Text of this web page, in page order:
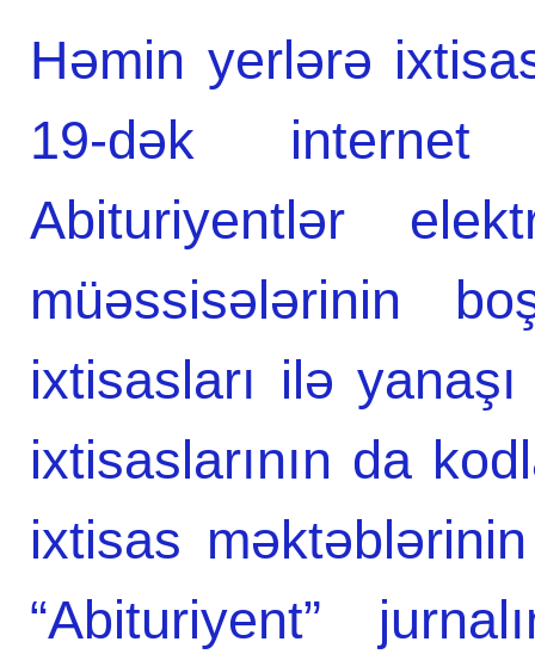
Həmin yerlərə
19-dək internet
Abituriyentlər
müəssisələrinin
ixtisasları ilə
ixtisaslarının da
ixtisas
“Abituriyent”